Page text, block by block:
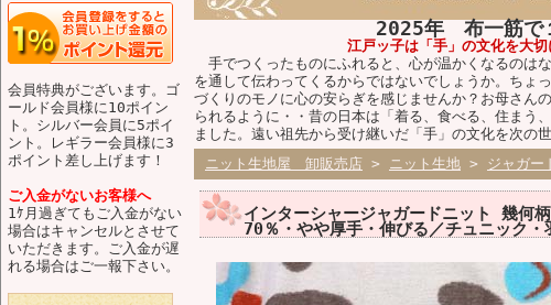
会員特典がございます。ゴ
ールド会員様に10ポイン
ト。シルバー会員に5ポイ
ント。レギラー会員様に3
ポイント差し上げます！
ご入金がないお客様へ
1ｹ月過ぎてもご入金がない
場合はキャンセルとさせて
いただきます。ご入金が遅
れる場合はご一報下さい。
2025年 布一筋で
江戸ッ子は「手」の文化を大切
手でつくったものにふれると、心が温かくなるのは
を通して伝わってくるからではないでしょうか。ちょ
づくりのモノに心の安らぎを感じませんか？お母さん
られるように・・昔の日本は「着る、食べる、住まう
ました。遠い祖先から受け継いだ「手」の文化を次の
ニット生地屋 卸販売店 > ニット生地 > ジャガー
インターシャージャガードニット 幾何
70％・やや厚手・伸びる／チュニック